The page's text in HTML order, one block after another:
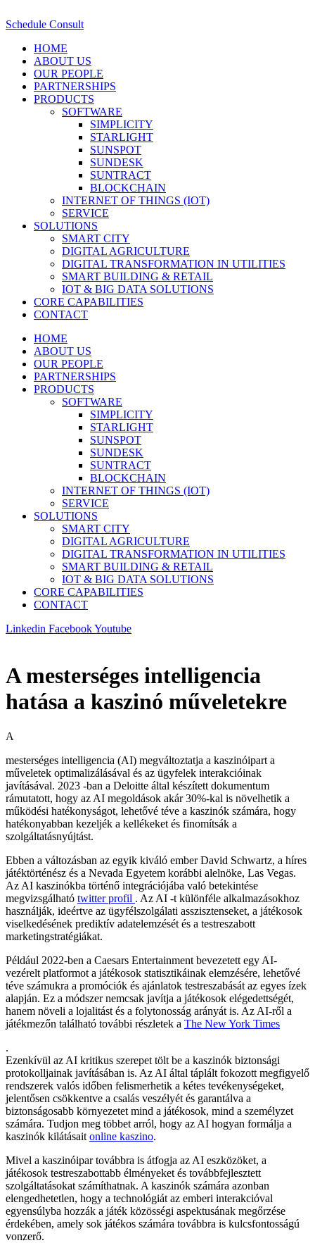
Schedule Consult
HOME
ABOUT US
OUR PEOPLE
PARTNERSHIPS
PRODUCTS
SOFTWARE
SIMPLICITY
STARLIGHT
SUNSPOT
SUNDESK
SUNTRACT
BLOCKCHAIN
INTERNET OF THINGS (IOT)
SERVICE
SOLUTIONS
SMART CITY
DIGITAL AGRICULTURE
DIGITAL TRANSFORMATION IN UTILITIES
SMART BUILDING & RETAIL
IOT & BIG DATA SOLUTIONS
CORE CAPABILITIES
CONTACT
HOME
ABOUT US
OUR PEOPLE
PARTNERSHIPS
PRODUCTS
SOFTWARE
SIMPLICITY
STARLIGHT
SUNSPOT
SUNDESK
SUNTRACT
BLOCKCHAIN
INTERNET OF THINGS (IOT)
SERVICE
SOLUTIONS
SMART CITY
DIGITAL AGRICULTURE
DIGITAL TRANSFORMATION IN UTILITIES
SMART BUILDING & RETAIL
IOT & BIG DATA SOLUTIONS
CORE CAPABILITIES
CONTACT
Linkedin FacebookYoutube
A mesterséges intelligencia
hatása a kaszinó műveletekre
A
mesterséges intelligencia (AI) megváltoztatja a kaszinóipart a
műveletek optimalizálásával és az ügyfelek interakcióinak
javításával. 2023 -ban a Deloitte által készített dokumentum
rámutatott, hogy az AI megoldások akár 30%-kal is növelhetik a
működési hatékonyságot, lehetővé téve a kaszinók számára, hogy
hatékonyabban kezeljék a kellékeket és finomítsák a
szolgáltatásnyújtást.
Ebben a változásban az egyik kiváló ember David Schwartz, a híres
játéktörténész és a Nevada Egyetem korábbi alelnöke, Las Vegas.
Az AI kaszinókba történő integrációjába való betekintése
megvizsgálható twitter profil . Az AI -t különféle alkalmazásokhoz
használják, ideértve az ügyfélszolgálati asszisztenseket, a játékosok
viselkedésének prediktív adatelemzését és a testreszabott
marketingstratégiákat.
Például 2022-ben a Caesars Entertainment bevezetett egy AI-
vezérelt platformot a játékosok statisztikáinak elemzésére, lehetővé
téve számukra a promóciók és ajánlatok testreszabását az egyes ízek
alapján. Ez a módszer nemcsak javítja a játékosok elégedettségét,
hanem növeli a lojalitást és a folytonosság arányát is. Az AI-ről a
játékmezőn található további részletek a The New York Times
.
Ezenkívül az AI kritikus szerepet tölt be a kaszinók biztonsági
protokolljainak javításában is. Az AI által táplált fokozott megfigyelő
rendszerek valós időben felismerhetik a kétes tevékenységeket,
jelentősen csökkentve a csalás veszélyét és garantálva a
biztonságosabb környezetet mind a játékosok, mind a személyzet
számára. Tudjon meg többet arról, hogy az AI hogyan formálja a
kaszinók kilátásait online kaszino.
Mivel a kaszinóipar továbbra is átfogja az AI eszközöket, a
játékosok testreszabottabb élményeket és továbbfejlesztett
szolgáltatásokat számíthatnak. A kaszinók számára azonban
elengedhetetlen, hogy a technológiát az emberi interakcióval
egyensúlyba hozzák a játék közösségi aspektusának megőrzése
érdekében, amely sok játékos számára továbbra is kulcsfontosságú
vonzerő.